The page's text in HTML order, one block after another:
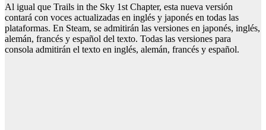
Al igual que Trails in the Sky 1st Chapter, esta nueva versión
contará con voces actualizadas en inglés y japonés en todas las
plataformas. En Steam, se admitirán las versiones en japonés, inglés,
alemán, francés y español del texto. Todas las versiones para
consola admitirán el texto en inglés, alemán, francés y español.